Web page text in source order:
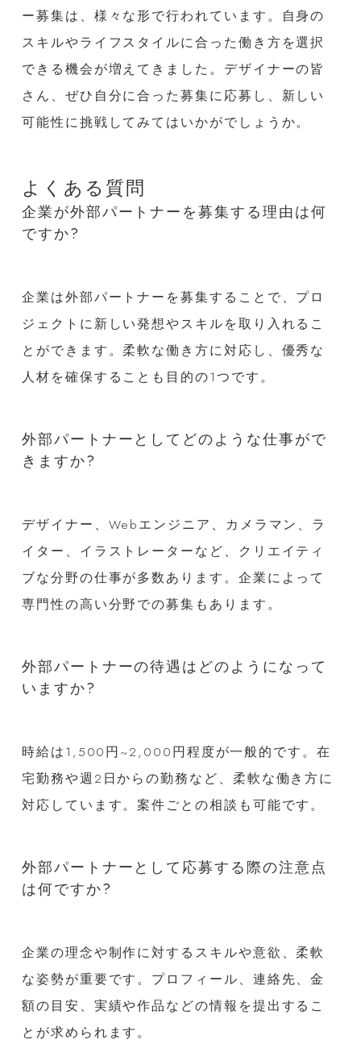
ー募集は、様々な形で行われています。自身の
スキルやライフスタイルに合った働き方を選択
できる機会が増えてきました。デザイナーの皆
さん、ぜひ自分に合った募集に応募し、新しい
可能性に挑戦してみてはいかがでしょうか。
よくある質問
企業が外部パートナーを募集する理由は何
ですか?
企業は外部パートナーを募集することで、プロ
ジェクトに新しい発想やスキルを取り入れるこ
とができます。柔軟な働き方に対応し、優秀な
人材を確保することも目的の1つです。
外部パートナーとしてどのような仕事がで
きますか?
デザイナー、Webエンジニア、カメラマン、ラ
イター、イラストレーターなど、クリエイティ
ブな分野の仕事が多数あります。企業によって
専門性の高い分野での募集もあります。
外部パートナーの待遇はどのようになって
いますか?
時給は1,500円~2,000円程度が一般的です。在
宅勤務や週2日からの勤務など、柔軟な働き方に
対応しています。案件ごとの相談も可能です。
外部パートナーとして応募する際の注意点
は何ですか?
企業の理念や制作に対するスキルや意欲、柔軟
な姿勢が重要です。プロフィール、連絡先、金
額の目安、実績や作品などの情報を提出するこ
とが求められます。